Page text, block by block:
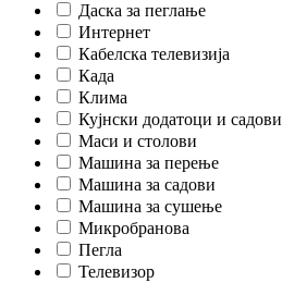
Даска за пеглање
Интернет
Кабелска телевизија
Када
Клима
Кујнски додатоци и садови
Маси и столови
Машина за перење
Машина за садови
Машина за сушење
Микробранова
Пегла
Телевизор